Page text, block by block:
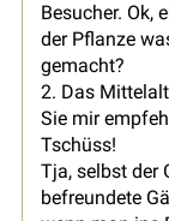
Besucher. Ok,
der Pflanze
gemacht?
2. Das
Sie mir
Tschüss!
Tja, selbst der
befreundete